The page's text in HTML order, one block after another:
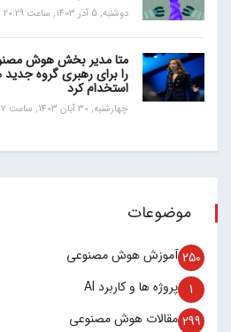
دوشنبه, 5 آذر 1403, ساعت 20:29
را برای رهبری گروه
استخدام کرد
چهارشنبه, 30 آبان 1403, ساعت 15:47
موضوعات
آموزش هوش مصنوعی 250
پروژه ها و کاربرد AI 1
مقالات هوش مصنوعی 299